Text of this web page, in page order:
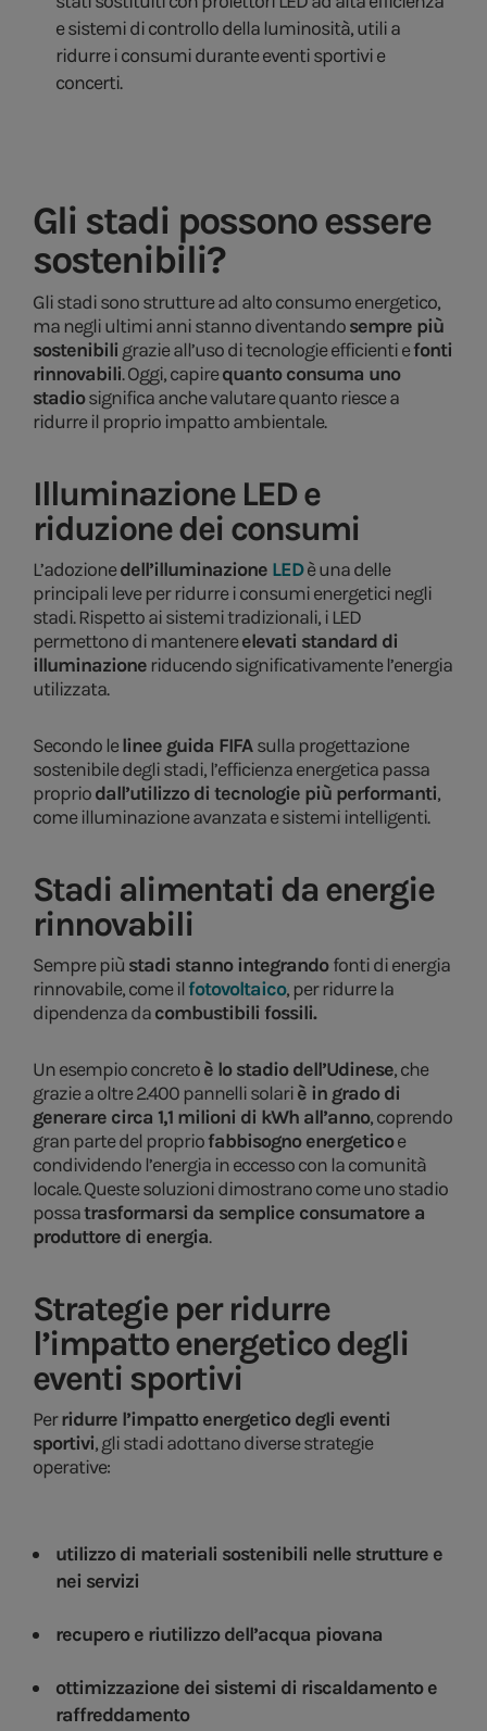
e sistemi di controllo della luminosità, utili a
ridurre i consumi durante eventi sportivi e
concerti.
Gli stadi possono essere
sostenibili?
Gli stadi sono strutture ad alto consumo energetico,
ma negli ultimi anni stanno diventandosempre più
sostenibili grazie all’uso di tecnologie efficienti efonti
rinnovabili. Oggi, capirequanto consuma uno
stadiosignifica anche valutare quanto riesce a
ridurre il proprio impatto ambientale.
Illuminazione LED e
riduzione dei consumi
L’adozionedell’illuminazione LEDè una delle
principali leve per ridurre i consumi energetici negli
stadi. Rispetto ai sistemi tradizionali, i LED
permettono di mantenereelevati standard di
illuminazione riducendo significativamente l’energia
utilizzata.
Secondo lelinee guida FIFAsulla progettazione
sostenibile degli stadi, l’efficienza energetica passa
propriodall’utilizzo di tecnologie più performanti,
come illuminazione avanzata e sistemi intelligenti.
Stadi alimentati da energie
rinnovabili
Sempre più stadi stanno integrandofonti di energia
rinnovabile, come ilfotovoltaico, per ridurre la
dipendenza dacombustibili fossili.
Un esempio concretoè lo stadio dell’Udinese, che
grazie a oltre 2.400 pannelli solariè in grado di
generare circa 1,1 milioni di kWh all’anno, coprendo
gran parte del propriofabbisogno energeticoe
condividendo l’energia in eccesso con la comunità
locale. Queste soluzioni dimostrano come uno stadio
possatrasformarsi da semplice consumatore a
produttore di energia.
Strategie per ridurre
l’impatto energetico degli
eventi sportivi
Perridurre l’impatto energetico degli eventi
sportivi, gli stadi adottano diverse strategie
operative:
utilizzo di materiali sostenibili nelle strutture e
nei servizi
recupero e riutilizzo dell’acqua piovana
ottimizzazione dei sistemi di riscaldamento e
raffreddamento